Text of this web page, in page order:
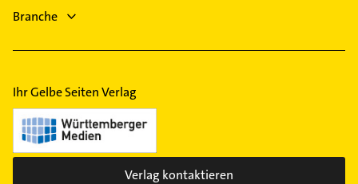
Brackenheim
Gebäudereinigung
Arzt
Branche
Ihr Gelbe Seiten Verlag
Verlag kontaktieren